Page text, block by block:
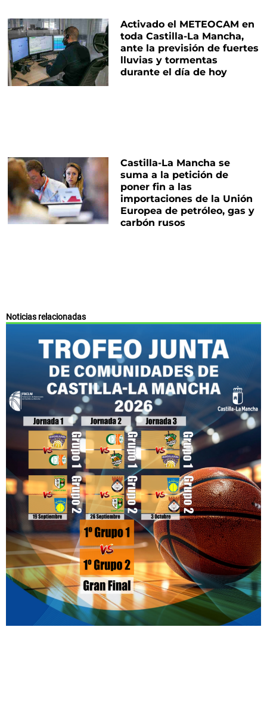
Activado el METEOCAM en
toda Castilla-La Mancha,
ante la previsión de fuertes
lluvias y tormentas
durante el día de hoy
Castilla-La Mancha se
suma a la petición de
poner fin a las
importaciones de la Unión
Europea de petróleo, gas y
carbón rusos
Noticias relacionadas